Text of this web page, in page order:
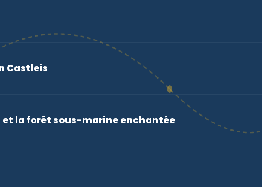
Castleis
et la forêt sous-marine enchantée